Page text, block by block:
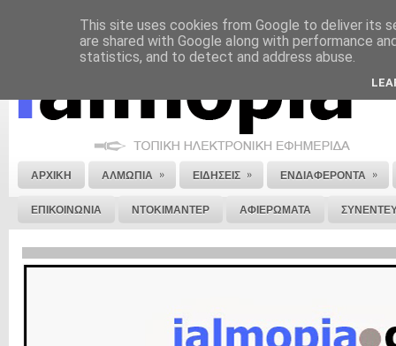
ΝΟΜΙΚΗ ΣΗΜΕΙΩΣΗ ΔΙΑΦΗΜΙΣΗ ΕΠΙΚΟΙΝΩΝΙΑ ΣΤΕΙΛΕ ΜΑΣ
ΑΡΧΙΚΗ ΑΛΜΩΠΙΑ » ΕΙΔΗΣΕΙΣ » ΕΝΔΙΑΦΕΡΟΝΤΑ »
ΕΠΙΚΟΙΝΩΝΙΑ ΝΤΟΚΙΜΑΝΤΕΡ ΑΦΙΕΡΩΜΑΤΑ
This site uses cookies from Google to deliver its
are shared with Google along with performance
statistics, and to detect and address abuse.